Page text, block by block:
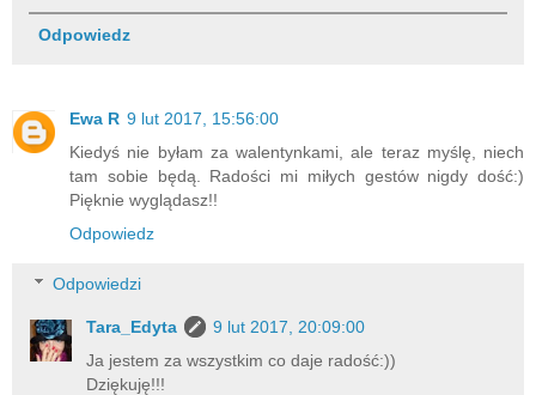
Odpowiedz
Ewa R 9 lut 2017, 15:56:00
Kiedyś nie byłam za walentynkami, ale teraz myślę, niech
tam sobie będą. Radości mi miłych gestów nigdy dość:)
Pięknie wyglądasz!!
Odpowiedz
Odpowiedzi
Tara_Edyta
9 lut 2017, 20:09:00
Ja jestem za wszystkim co daje radość:))
Dziękuję!!!